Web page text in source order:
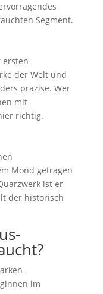
Segment.
ersten
der Welt und
präzise. Wer
mit
richtig.
Mond getragen
ist er
der historisch
im